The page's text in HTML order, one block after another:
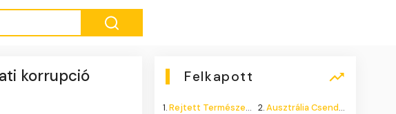
korrupció Felkapott
1.Rejtett Természeti Csoda 2.Ausztrália Csendes Összeomlása